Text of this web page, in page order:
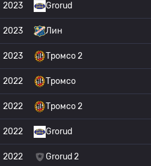
2023 Grorud
2023 Лин
2023 Тромсо 2
2022 Тромсо
2022 Тромсо 2
2022 Grorud
2022 Grorud 2